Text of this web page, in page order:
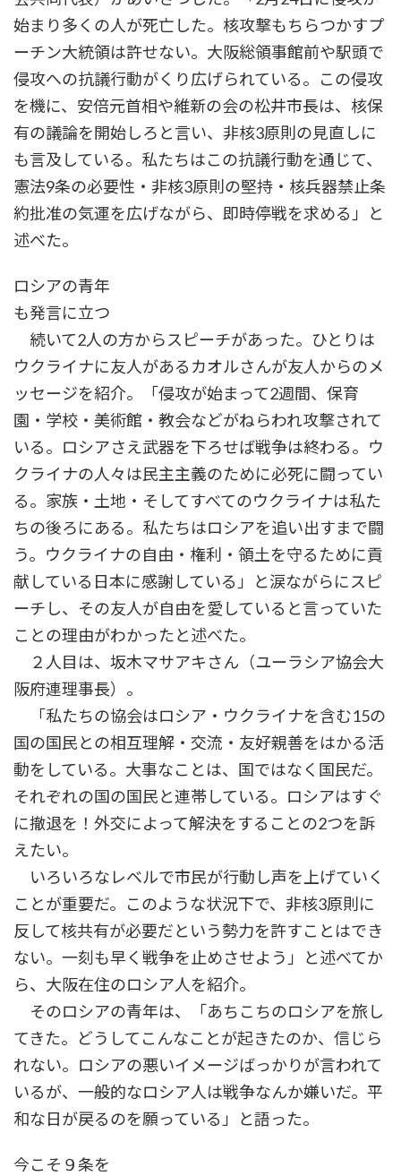
始まり多くの人が死亡した。核攻撃もちらつかすプ
ーチン大統領は許せない。大阪総領事館前や駅頭で
侵攻への抗議行動がくり広げられている。この侵攻
を機に、安倍元首相や維新の会の松井市長は、核保
有の議論を開始しろと言い、非核3原則の見直しに
も言及している。私たちはこの抗議行動を通じて、
憲法9条の必要性・非核3原則の堅持・核兵器禁止条
約批准の気運を広げながら、即時停戦を求める」と
述べた。
ロシアの青年
も発言に立つ
続いて2人の方からスピーチがあった。ひとりは
ウクライナに友人があるカオルさんが友人からのメ
ッセージを紹介。「侵攻が始まって2週間、保育
園・学校・美術館・教会などがねらわれ攻撃されて
いる。ロシアさえ武器を下ろせば戦争は終わる。ウ
クライナの人々は民主主義のために必死に闘ってい
る。家族・土地・そしてすべてのウクライナは私た
ちの後ろにある。私たちはロシアを追い出すまで闘
う。ウクライナの自由・権利・領土を守るために貢
献している日本に感謝している」と涙ながらにスピ
ーチし、その友人が自由を愛していると言っていた
ことの理由がわかったと述べた。
２人目は、坂木マサアキさん（ユーラシア協会大
阪府連理事長）。
「私たちの協会はロシア・ウクライナを含む15の
国の国民との相互理解・交流・友好親善をはかる活
動をしている。大事なことは、国ではなく国民だ。
それぞれの国の国民と連帯している。ロシアはすぐ
に撤退を！外交によって解決をすることの2つを訴
えたい。
いろいろなレベルで市民が行動し声を上げていく
ことが重要だ。このような状況下で、非核3原則に
反して核共有が必要だという勢力を許すことはでき
ない。一刻も早く戦争を止めさせよう」と述べてか
ら、大阪在住のロシア人を紹介。
そのロシアの青年は、「あちこちのロシアを旅し
てきた。どうしてこんなことが起きたのか、信じら
れない。ロシアの悪いイメージばっかりが言われて
いるが、一般的なロシア人は戦争なんか嫌いだ。平
和な日が戻るのを願っている」と語った。
今こそ９条を